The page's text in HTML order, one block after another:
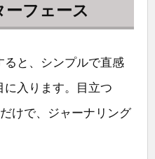
フェース
ると、シンプルで直感
に入ります。目立つ
けで、ジャーナリング